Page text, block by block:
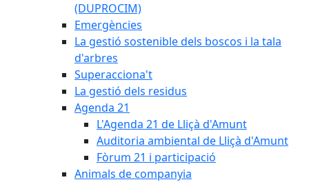
(DUPROCIM)
Emergències
La gestió sostenible dels boscos i la tala
d'arbres
Superacciona't
La gestió dels residus
Agenda 21
L'Agenda 21 de Lliçà d'Amunt
Auditoria ambiental de Lliçà d'Amunt
Fòrum 21 i participació
Animals de companyia